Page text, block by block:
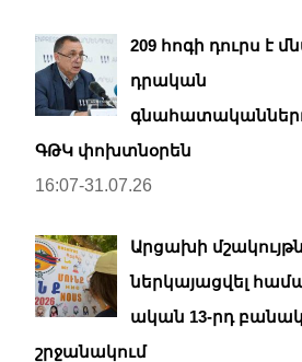
209 հոգի դուրս է
դրական
ԳԹԿ փոխտնօրեն
16:07-31.07.26
Արցախի
ներկայացվել
ական 13-րդ
շրջանակում